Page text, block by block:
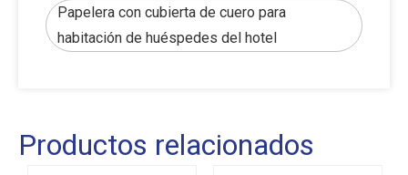
Papelera con cubierta de cuero para
habitación de huéspedes del hotel
Productos relacionados